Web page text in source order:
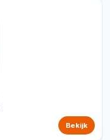
Bekijk